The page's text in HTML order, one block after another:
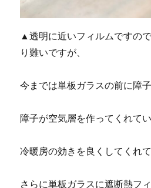
▲透明に近いフィルムですの
り難いですが、
今までは単板ガラスの前に障
障子が空気層を作ってくれてい
冷暖房の効きを良くしてくれて
さらに単板ガラスに遮断熱フ